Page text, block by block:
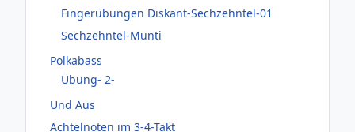
Fingerübungen Diskant-Sechzehntel-01
Sechzehntel-Munti
Polkabass
Übung- 2-
Und Aus
Achtelnoten im 3-4-Takt